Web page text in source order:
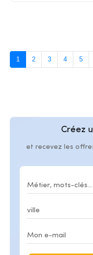
1 2 3 4 5
Créez
et recevez les